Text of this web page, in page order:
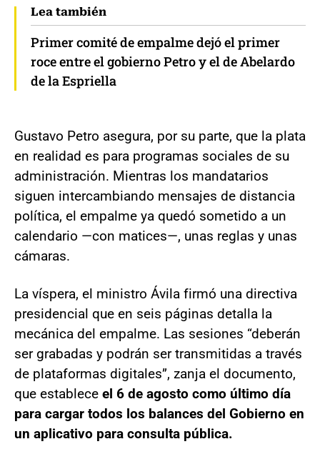
Lea también
Primer comité de empalme dejó el primer
roce entre el gobierno Petro y el de Abelardo
de la Espriella
Gustavo Petro asegura, por su parte, que la plata
en realidad es para programas sociales de su
administración. Mientras los mandatarios
siguen intercambiando mensajes de distancia
política, el empalme ya quedó sometido a un
calendario —con matices—, unas reglas y unas
cámaras.
La víspera, el ministro Ávila firmó una directiva
presidencial que en seis páginas detalla la
mecánica del empalme. Las sesiones “deberán
ser grabadas y podrán ser transmitidas a través
de plataformas digitales”, zanja el documento,
que establece el 6 de agosto como último día
para cargar todos los balances del Gobierno en
un aplicativo para consulta pública.